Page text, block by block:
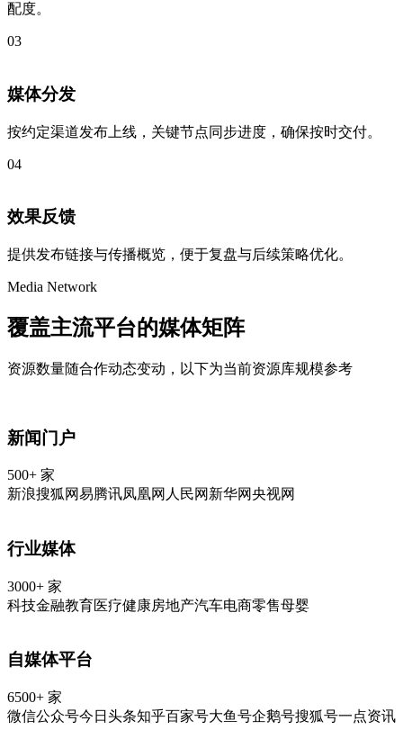
配度。
03
媒体分发
按约定渠道发布上线，关键节点同步进度，确保按时交付。
04
效果反馈
提供发布链接与传播概览，便于复盘与后续策略优化。
Media Network
覆盖主流平台的媒体矩阵
资源数量随合作动态变动，以下为当前资源库规模参考
新闻门户
500+ 家
新浪搜狐 网易腾讯凤凰网 人民网 新华网央视网
行业媒体
3000+ 家
科技金融教育医疗健康房地产汽车电商零售母婴
自媒体平台
6500+ 家
微信公众号今日头条知乎百家号大鱼号企鹅号搜狐号一点资讯